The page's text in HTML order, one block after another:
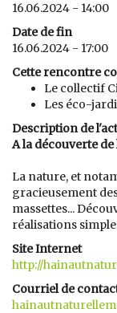
16.06.2024 - 14:00
Date de fin
16.06.2024 - 17:00
Cette rencontre
Le collectif
Les éco-
Description de
A la découverte
La nature, et
gracieusement
massettes...
réalisations
Site Internet
http://
Courriel de